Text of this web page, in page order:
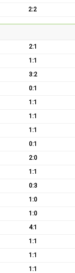
2:2
2:1
1:1
3:2
0:1
1:1
1:1
1:1
0:1
2:0
1:1
0:3
1:0
1:0
4:1
1:1
1:1
1:1